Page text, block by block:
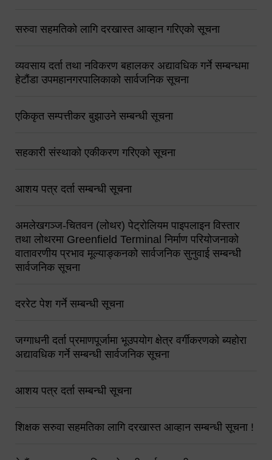
सरुवा सहमतिको लागि दरखास्त आव्हान गरिएको सूचना
व्यवसाय दर्ता तथा नविकरण बहालकर अद्यावधिक गर्ने सम्बन्धमा
हेटौंडा उपमहानगरपालिकाको सार्वजनिक सूचना
एकिकृत सम्पत्तीकर बुझाउने सम्बन्धी सूचना
सहकारी संस्थाको एकीकरण गरिएको सूचना
आशय पत्र दर्ता सम्बन्धी सूचना
अमलेखगञ्ज-चितवन (लोथर) पेट्रोलियम पाइपलाइन विस्तार
तथा लोथरमा Greenfield Terminal निर्माण परियोजनाको
वातावरणीय प्रभाव मूल्याङ्कनको सार्वजनिक सुनुवाई सम्बन्धी
सार्वजनिक सूचना
दररेट पेश गर्ने सम्बन्धी सूचना
जग्गाधनी दर्ता प्रमाणपूर्जामा भूउपयोग क्षेत्र वर्गीकरणको ब्यहोरा
अद्यावधिक गर्ने सम्बन्धी सार्वजनिक सूचना
आशय पत्र दर्ता सम्बन्धी सूचना
शिक्षक सरुवा सहमतिका लागि दरखास्त आव्हान सम्बन्धी सूचना !